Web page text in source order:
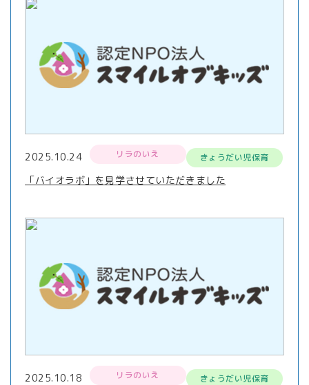
2025.10.24 リラのいえ きょうだい児保育
「バイオラボ」を見学させていただきました
2025.10.18 リラのいえ
きょうだい児保育